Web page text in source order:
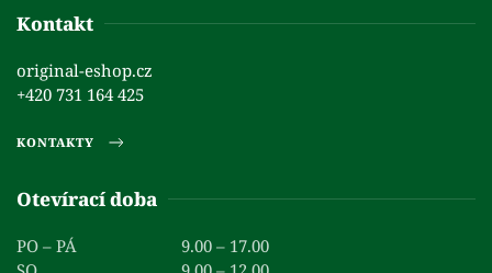
Kontakt
original-eshop.cz
+420 731 164 425
KONTAKTY
Otevírací doba
PO – PÁ
9.00 – 17.00